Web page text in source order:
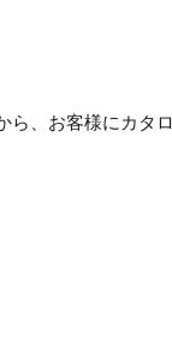
ら、お客様にカタ